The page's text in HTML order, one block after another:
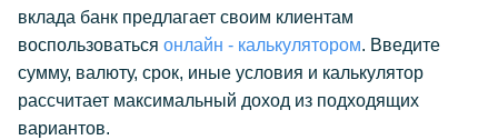
вклада банк предлагает своим клиентам
воспользоваться онлайн - калькулятором. Введите
сумму, валюту, срок, иные условия и калькулятор
рассчитает максимальный доход из подходящих
вариантов.